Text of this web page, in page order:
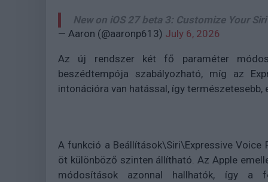
New on iOS 27 beta 3: Customize Your
— Aaron (@aaronp613) July 6, 2026
Az új rendszer két fő paraméter
beszédtempója szabályozható, míg az
intonációra van hatással, így
A funkció a Beállítások\Siri\Expressive Voice
öt különböző szinten állítható. Az Apple
módosítások azonnal hallhatók, így a